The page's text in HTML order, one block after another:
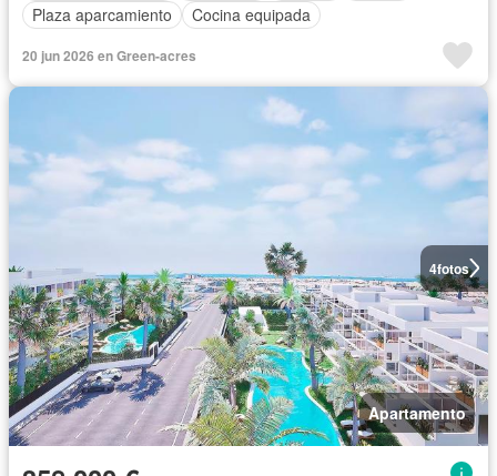
Plaza aparcamiento
Cocina equipada
20 jun 2026 en Green-acres
4fotos
Apartamento